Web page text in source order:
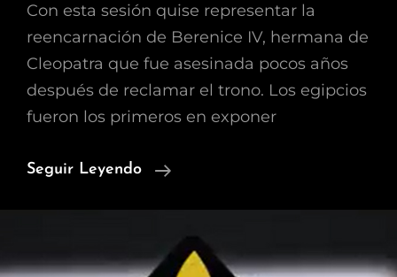
Con esta sesión quise representar la
reencarnación de Berenice IV, hermana de
Cleopatra que fue asesinada pocos años
después de reclamar el trono. Los egipcios
fueron los primeros en exponer
Seguir Leyendo Reincarnation